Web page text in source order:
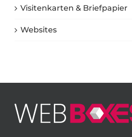
Visitenkarten & Briefpapier
Websites